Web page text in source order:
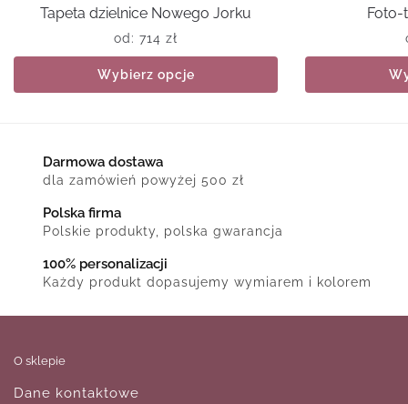
Tapeta dzielnice Nowego Jorku
od: 714 zł
Wybierz opcje
Foto-
Darmowa dostawa
dla zamówień powyżej 500 zł
Polska firma
Polskie produkty, polska gwarancja
100% personalizacji
Każdy produkt dopasujemy wymiarem i kolorem
O sklepie
Dane kontaktowe